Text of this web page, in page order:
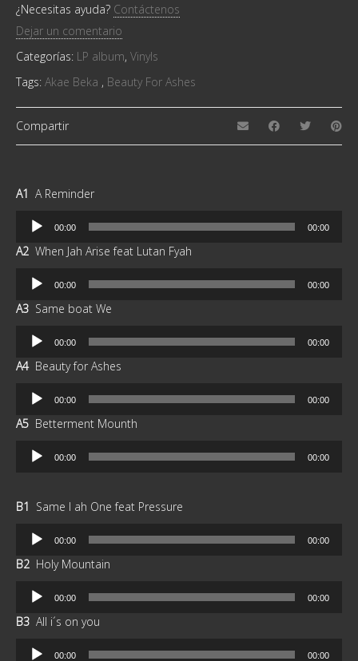
¿Necesitas ayuda? Contáctenos
Dejar un comentario
Categorías: LP album, Vinyls
Tags: Akae Beka ‎ , Beauty For Ashes
Compartir
A1 A Reminder
Reproductor
audio
00:00 00:00
A2 When Jah Arise feat Lutan Fyah
Reproductor
audio
00:00 00:00
A3 Same boat We
Reproductor
audio
00:00 00:00
A4 Beauty for Ashes
Reproductor
audio
00:00 00:00
A5 Betterment Mounth
Reproductor
00:00 00:00
B1 Same I ah One feat Pressure
Reproductor
audio
00:00 00:00
B2 Holy Mountain
Reproductor
audio
00:00 00:00
B3 All i´s on you
Reproductor
00:00 00:00